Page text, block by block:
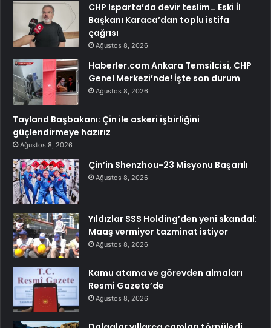
CHP Isparta’da devir teslim… Eski İl
Başkanı Karaca’dan toplu istifa
çağrısı
Ağustos 8, 2026
Haberler.com Ankara Temsilcisi, CHP
Genel Merkezi’nde! İşte son durum
Ağustos 8, 2026
Tayland Başbakanı: Çin ile askeri işbirliğini
güçlendirmeye hazırız
Ağustos 8, 2026
Çin’in Shenzhou-23 Misyonu Başarılı
Ağustos 8, 2026
Yıldızlar SSS Holding’den yeni skandal:
Maaş vermiyor tazminat istiyor
Ağustos 8, 2026
Kamu atama ve görevden almaları
Resmi Gazete’de
Ağustos 8, 2026